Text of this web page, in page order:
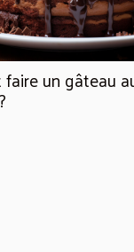
un gâteau